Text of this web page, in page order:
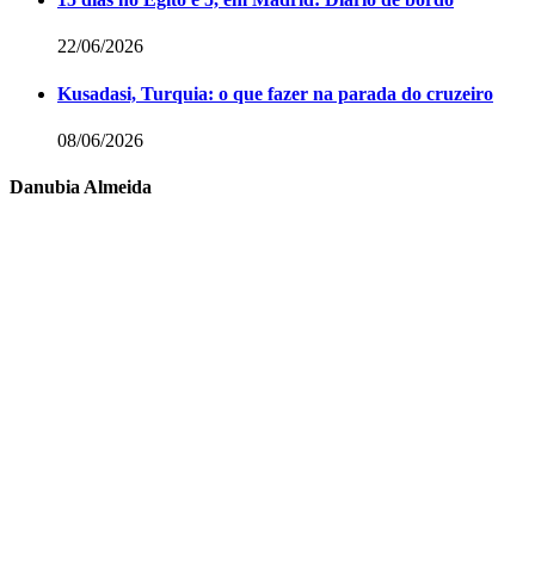
22/06/2026
Kusadasi, Turquia: o que fazer na parada do cruzeiro
08/06/2026
Danubia Almeida